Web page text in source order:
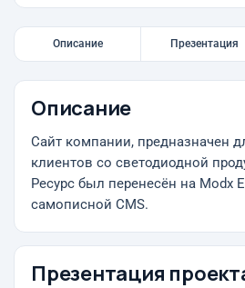
Описание Презентация
Описание
Сайт компании, предназначен
клиентов со светодиодной
Ресурс был перенесён на Modx
самописной CMS.
Презентация